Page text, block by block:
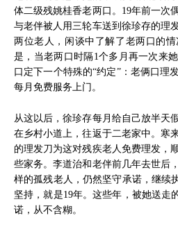
体二级残姚桂香老两口。19年前一次
与老伴被人用三轮车送到徐珍存的理
两位老人，闲谈中了解了老两口的
是，当老两口时隔1个多月再一次来
口定下一个特殊的“约定”：老俩口理
每月免费服务上门。
从这以后，徐珍存每月给自己放半天
在乡村小道上，往返于二老家中。寒
的理发刀为这对残疾老人免费理发，
些家务。李道治和老伴前几年去世后
样的孤残老人，仍然坚守承诺，继续
坚持，就是19年。这些年，被她送走
诺，从不含糊。